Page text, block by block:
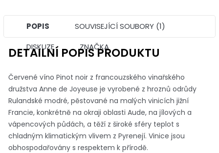
POPIS
SOUVISEJÍCÍ SOUBORY (1)
DISKUZE
ZNAČKA
DETAILNÍ POPIS PRODUKTU
Červené víno Pinot noir z francouzského vinařského
družstva Anne de Joyeuse je vyrobené z hroznů odrůdy
Rulandské modré, pěstované na malých vinicích jižní
Francie, konkrétně na okraji oblasti Aude, na jílových a
vápencových půdách, a těží z široké sféry teplot s
chladným klimatickým vlivem z Pyrenejí. Vinice jsou
obhospodařovány s respektem k přírodě.